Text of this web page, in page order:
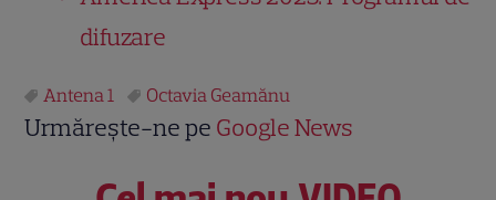
difuzare
Antena 1 Octavia Geamănu
Urmărește-ne pe Google News